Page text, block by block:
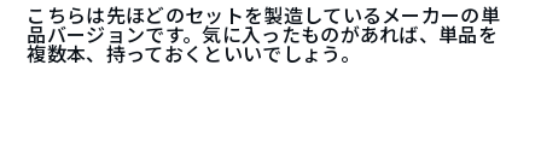
こちらは先ほどのセットを製造しているメーカーの単
品バージョンです。気に入ったものがあれば、単品を
複数本、持っておくといいでしょう。